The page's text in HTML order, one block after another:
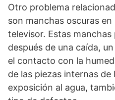
Otro problema
son manchas oscuras
televisor. Estas
después de una caída,
el contacto con la
de las piezas internas de
exposición al agua,